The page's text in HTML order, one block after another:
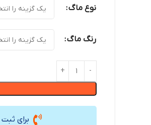
نوع ماگ
رنگ ماگ
برای